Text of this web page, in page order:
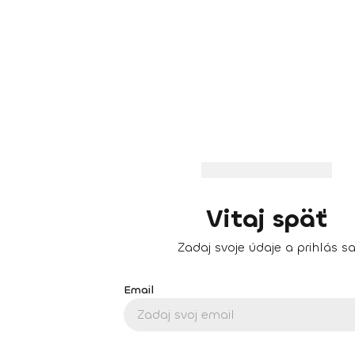
Vitaj späť
Zadaj svoje údaje a prihlás sa
Email